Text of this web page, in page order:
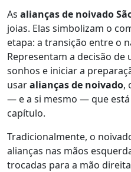
As alianças de noivado
joias. Elas simbolizam o
etapa: a transição entre o
Representam a decisão
sonhos e iniciar a
usaralianças de noivado,
— e a si mesmo — que
capítulo.
Tradicionalmente, o
alianças nas mãos
trocadas para a mão